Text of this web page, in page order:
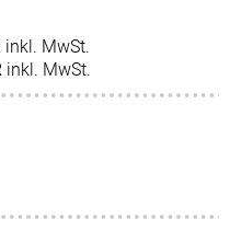
inkl. MwSt.
inkl. MwSt.